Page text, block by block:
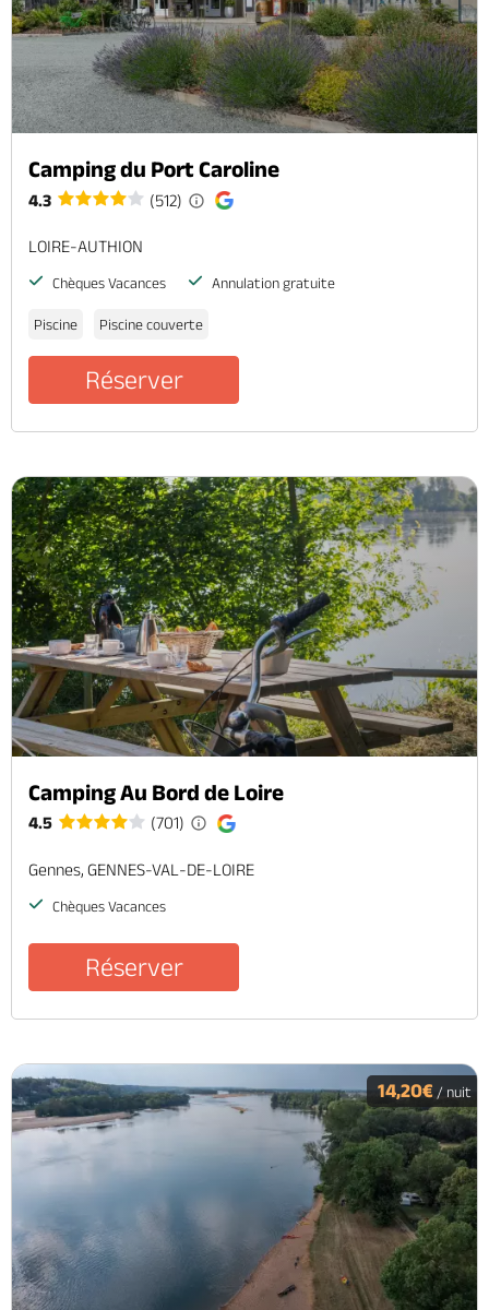
Camping du Port Caroline
4.3 (512)
LOIRE-AUTHION
Chèques Vacances Annulation gratuite
Piscine Piscine couverte
Réserver
Camping Au Bord de Loire
4.5 (701)
Gennes, GENNES-VAL-DE-LOIRE
Chèques Vacances
Réserver
14,20€ / nuit